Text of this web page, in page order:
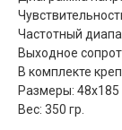
Частотный
Выходное
В комплекте
Размеры: 48х185
Вес: 350 гр.